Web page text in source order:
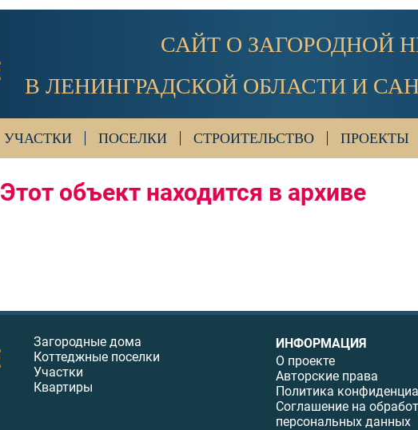
САЙТ О ЗАГОРОДНОЙ
В ЛЕНИНГРАДСКОЙ ОБЛАСТИ И
УЧАСТКИ ПОСЕЛКИ СТРОИТЕЛЬСТВО ПРОЕКТЫ
Этот объект находится в архиве
Загородные дома
Коттеджные поселки
Участки
Квартиры
ИНФОРМАЦИЯ
О проекте
Авторские права
Политика
Соглашение на
персональных данных